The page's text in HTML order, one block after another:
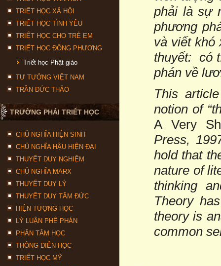
TRIẾT HỌC XÃ HỘI
TRIẾT HỌC TÌNH YÊU
TRIẾT HỌC CHO TRẺ EM
TRIẾT HỌC ĐÔNG PHƯƠNG
Triết học Phật giáo
TƯ TƯỞNG VIỆT NAM
TRẦN ĐỨC THẢO
TRƯỜNG PHÁI TRIẾT HỌC
CHỦ NGHĨA HIỆN SINH
CHỦ NGHĨA HẬU HIỆN ĐẠI
THUYẾT DUY NGHIỆM
CHỦ NGHĨA MARX
THUYẾT DUY LÝ
THUYẾT DUY TÂM ĐỨC
HIỆN TƯỢNG HỌC
LÝ LUẬN PHÊ PHÁN
PHÂN TÂM HỌC
THÔNG DIỄN HỌC
TRIẾT HỌC MỸ
phải là sự
phương
và viết khó
thuyết: có
phán về
This
notion of
A Very
Press,
hold that
nature of
thinking
Theory
theory is
common